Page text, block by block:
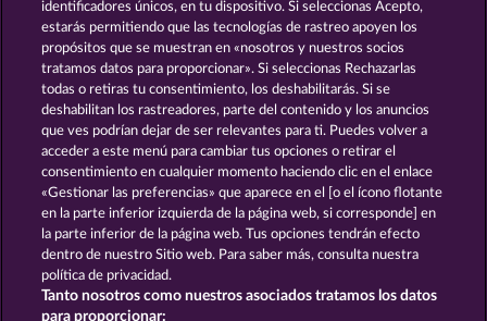
5 EMBER WILDS BEER PARTY
Términos y condiciones
Declaración de privacidad Aviso Legal
Empresa FAQ Programa de afiliados
identificadores únicos, en tu dispositivo. Si seleccionas Acepto,
estarás permitiendo que las tecnologías de rastreo apoyen los
propósitos que se muestran en «nosotros y nuestros socios
tratamos datos para proporcionar». Si seleccionas Rechazarlas
todas o retiras tu consentimiento, los deshabilitarás. Si se
deshabilitan los rastreadores, parte del contenido y los anuncios
que ves podrían dejar de ser relevantes para ti. Puedes volver a
acceder a este menú para cambiar tus opciones o retirar el
consentimiento en cualquier momento haciendo clic en el enlace
«Gestionar las preferencias» que aparece en el [o el ícono flotante
en la parte inferior izquierda de la página web, si corresponde] en
la parte inferior de la página web. Tus opciones tendrán efecto
dentro de nuestro Sitio web. Para saber más, consulta nuestra
política de privacidad.
Tanto nosotros como nuestros asociados tratamos los datos
para proporcionar: